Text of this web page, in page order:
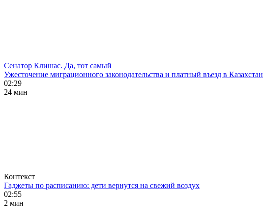
Сенатор Клишас. Да, тот самый
Ужесточение миграционного законодательства и платный въезд в Казахстан
02:29
24 мин
Контекст
Гаджеты по расписанию: дети вернутся на свежий воздух
02:55
2 мин